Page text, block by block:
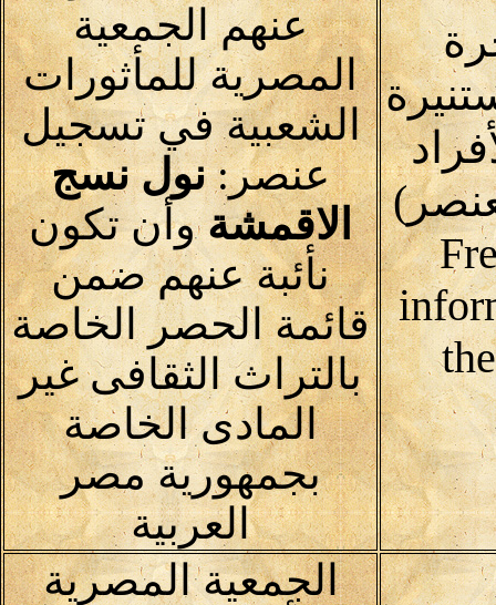
عنهم الجمعية
المصرية للمأثورات
الشعبية في تسجيل
عنصر:نول نسج
الاقمشةوأن تكون
نأئبة عنهم ضمن
قائمة الحصر الخاصة
بالتراث الثقافى غير
المادى الخاصة
بجمهورية مصر
العربية
الجمعية المصرية